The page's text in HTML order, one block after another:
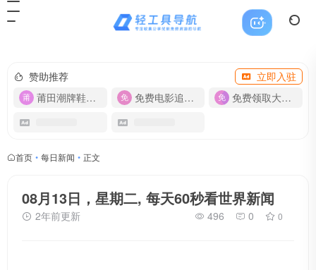
赞助推荐
立即入驻
莆田潮牌鞋服-货源
免费电影追剧APP 免费领取大流量卡【500G】
首页 • 每日新闻 • 正文
08月13日，星期二, 每天60秒看世界新闻
2年前更新 496 0 0